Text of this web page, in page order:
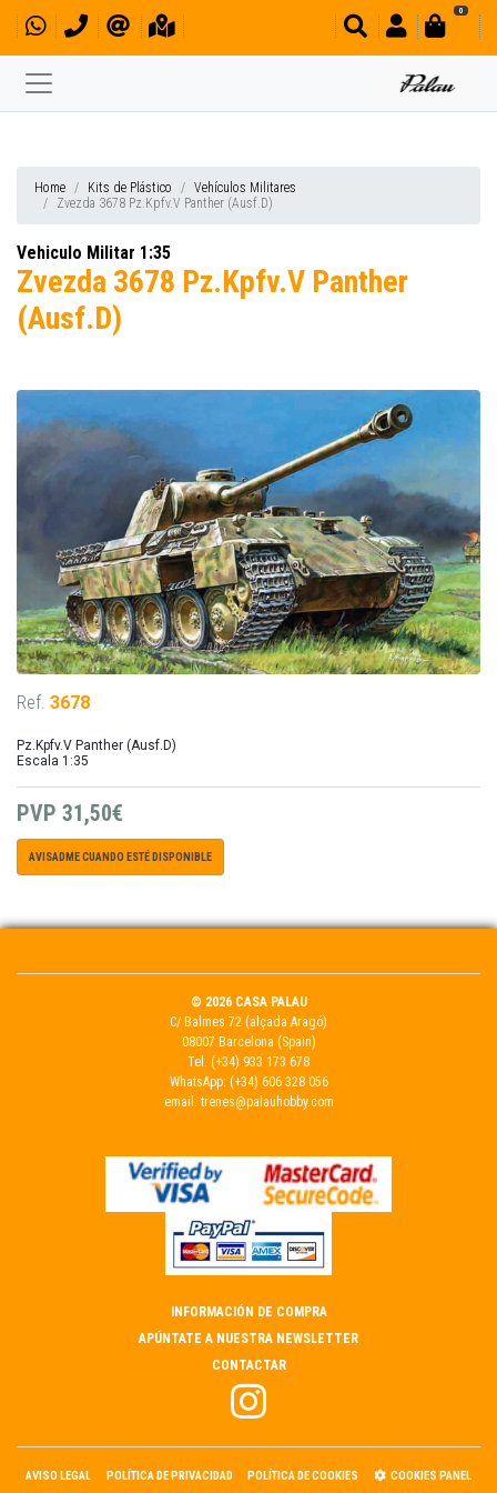
0
Home Kits de Plástico
Vehículos Militares
Zvezda 3678 Pz.Kpfv.V Panther (Ausf.D)
Vehiculo Militar 1:35
Zvezda 3678 Pz.Kpfv.V Panther
(Ausf.D)
Ref. 3678
Pz.Kpfv.V Panther (Ausf.D)
Escala 1:35
PVP 31,50€
AVISADME CUANDO ESTÉ DISPONIBLE
© 2026 CASA PALAU
C/ Balmes 72 (alçada Aragó)
08007 Barcelona (Spain)
Tel. (+34) 933 173 678
WhatsApp: (+34) 606 328 056
email: trenes@palauhobby.com
INFORMACIÓN DE COMPRA
APÚNTATE A NUESTRA NEWSLETTER
CONTACTAR
AVISO LEGAL POLÍTICA DE PRIVACIDAD POLÍTICA DE COOKIES COOKIES PANEL